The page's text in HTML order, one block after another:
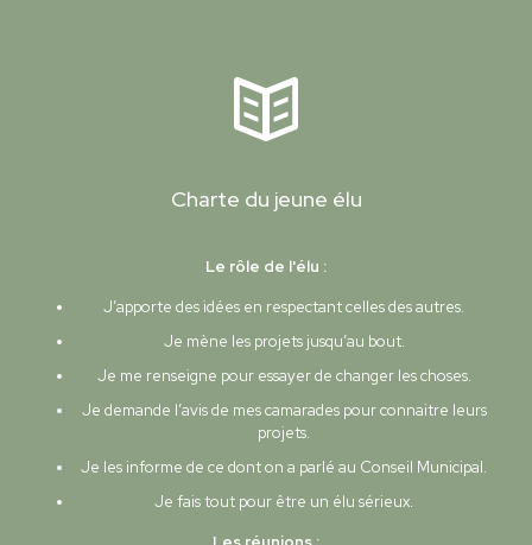
Charte du jeune élu
Le rôle de l'élu :
J’apporte des idées en respectant celles des autres.
Je mène les projets jusqu’au bout.
Je me renseigne pour essayer de changer les choses.
Je demande l’avis de mes camarades pour connaitre leurs
projets.
Je les informe de ce dont on a parlé au Conseil Municipal.
Je fais tout pour être un élu sérieux.